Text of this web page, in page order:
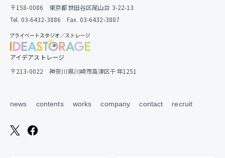
〒158-0086 東京都世田谷区尾山台 3-22-13
Tel. 03-6432-3886 Fax. 03-6432-3887
アイデアストレージ
〒213-0022 神奈川県川崎市高津区千年1251
news contents works company contact recruit